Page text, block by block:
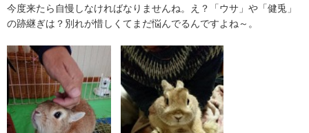
今度来たら自慢しなければなりませんね。え？「ウサ」や「健兎」
の跡継ぎは？別れが惜しくてまだ悩んでるんですよね～。